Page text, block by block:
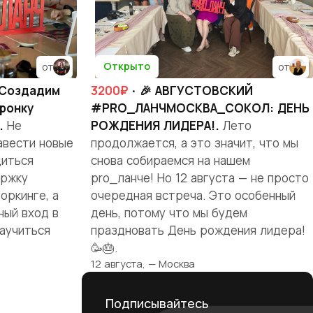
от
Не
новые
а
вход в
Открыто от
3200₽ · 🎉 АВГУСТОВСКИЙ
#PRO_ЛАНЧМОСКВА_СОКОЛ: ДЕНЬ
РОЖДЕНИЯ ЛИДЕРА!. Лето
продолжается, а это значит, что мы
снова собираемся на нашем
pro_ланче! Но 12 августа — не просто
очередная встреча. Это особенный
день, потому что мы будем
праздновать День рождения лидера!
🥳🎂.
12 августа, — Москва
Подписывайтесь